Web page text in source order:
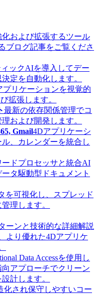
および拡張するツール
ブログ記事をご覧くださ
ックAIを導入してデー
定を自動化します。
プリケーションを視覚的
拡張します。
最新の依存関係管理でコ
および開発します。
Gmail4Dアプリケーシ
、カレンダーを統合し
ードプロセッサと統合AI
タ駆動型ドキュメント
を可視化し、スプレッド
理します。
ーンと技術的な詳細解説
より優れた4Dアプリケ
Data Accessを使用し
アプローチでクリーン
計します。
化され保守しやすいコー